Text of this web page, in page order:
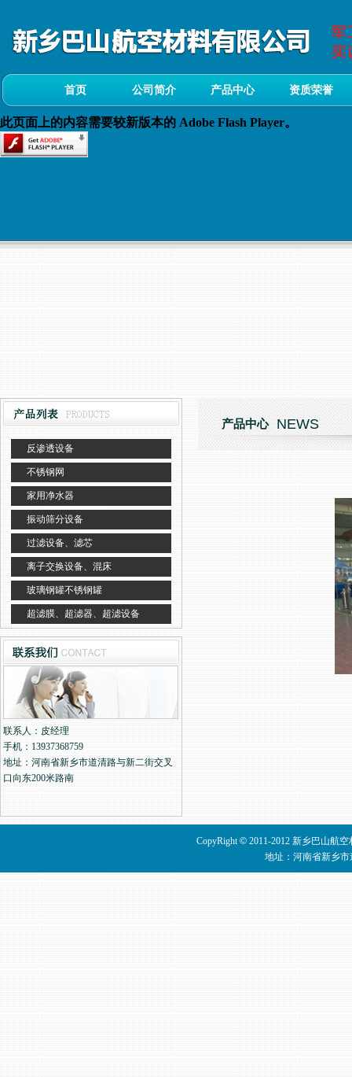
首页 公司简介 产品中心 资质荣誉
此页面上的内容需要较新版本的 Adobe Flash Player。
反渗透设备
不锈钢网
家用净水器
振动筛分设备
过滤设备、滤芯
离子交换设备、混床
玻璃钢罐不锈钢罐
超滤膜、超滤器、超滤设备
联系人：皮经理
手机：13937368759
地址：河南省新乡市道清路与新二街交叉
口向东200米路南
产品中心 NEWS
CopyRight©2011-2012 新乡巴山航
地址：河南省新乡